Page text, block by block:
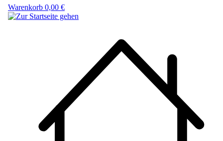
Warenkorb 0,00 €